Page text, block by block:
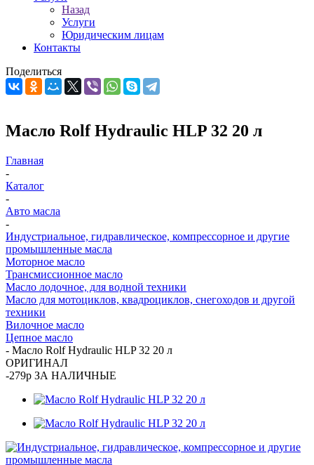
Назад
Услуги
Юридическим лицам
Контакты
Поделиться
Масло Rolf Hydraulic HLP 32 20 л
Главная
-
Каталог
-
Авто масла
-
Индустриальное, гидравлическое, компрессорное и другие
промышленные масла
Моторное масло
Трансмиссионное масло
Масло лодочное, для водной техники
Масло для мотоциклов, квадроциклов, снегоходов и другой
техники
Вилочное масло
Цепное масло
- Масло Rolf Hydraulic HLP 32 20 л
ОРИГИНАЛ
-279р ЗА НАЛИЧНЫЕ